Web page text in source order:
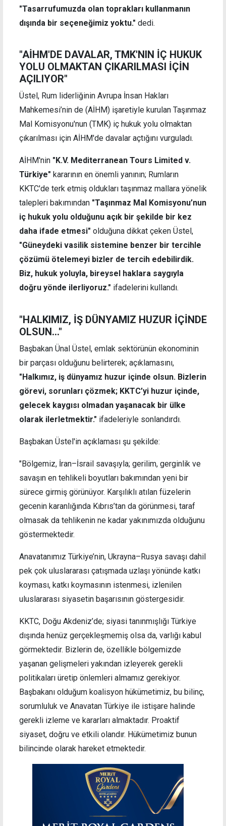
"Tasarrufumuzda olan toprakları kullanmanın
dışında bir seçeneğimiz yoktu." dedi.
"AİHM'DE DAVALAR, TMK'NIN İÇ HUKUK
YOLU OLMAKTAN ÇIKARILMASI İÇİN
AÇILIYOR"
Üstel, Rum liderliğinin Avrupa İnsan Hakları
Mahkemesi’nin de (AİHM) işaretiyle kurulan Taşınmaz
Mal Komisyonu'nun (TMK) iç hukuk yolu olmaktan
çıkarılması için AİHM'de davalar açtığını vurguladı.
AİHM'nin "K.V. Mediterranean Tours Limited v.
Türkiye" kararının en önemli yanının; Rumların
KKTC'de terk etmiş oldukları taşınmaz mallara yönelik
talepleri bakımından "Taşınmaz Mal Komisyonu’nun
iç hukuk yolu olduğunu açık bir şekilde bir kez
daha ifade etmesi" olduğuna dikkat çeken Üstel,
"Güneydeki vasilik sistemine benzer bir tercihle
çözümü ötelemeyi bizler de tercih edebilirdik.
Biz, hukuk yoluyla, bireysel haklara saygıyla
doğru yönde ilerliyoruz." ifadelerini kullandı.
"HALKIMIZ, İŞ DÜNYAMIZ HUZUR İÇİNDE
OLSUN..."
Başbakan Ünal Üstel, emlak sektörünün ekonominin
bir parçası olduğunu belirterek; açıklamasını,
"Halkımız, iş dünyamız huzur içinde olsun. Bizlerin
görevi, sorunları çözmek; KKTC’yi huzur içinde,
gelecek kaygısı olmadan yaşanacak bir ülke
olarak ilerletmektir." ifadeleriyle sonlandırdı.
Başbakan Üstel'in açıklaması şu şekilde:
"Bölgemiz, İran–İsrail savaşıyla; gerilim, gerginlik ve
savaşın en tehlikeli boyutları bakımından yeni bir
sürece girmiş görünüyor. Karşılıklı atılan füzelerin
gecenin karanlığında Kıbrıs’tan da görünmesi, taraf
olmasak da tehlikenin ne kadar yakınımızda olduğunu
göstermektedir.
Anavatanımız Türkiye’nin, Ukrayna–Rusya savaşı dahil
pek çok uluslararası çatışmada uzlaşı yönünde katkı
koyması, katkı koymasının istenmesi, izlenilen
uluslararası siyasetin başarısının göstergesidir.
KKTC, Doğu Akdeniz’de; siyasi tanınmışlığı Türkiye
dışında henüz gerçekleşmemiş olsa da, varlığı kabul
görmektedir. Bizlerin de, özellikle bölgemizde
yaşanan gelişmeleri yakından izleyerek gerekli
politikaları üretip önlemleri almamız gerekiyor.
Başbakanı olduğum koalisyon hükümetimiz, bu bilinç,
sorumluluk ve Anavatan Türkiye ile istişare halinde
gerekli izleme ve kararları almaktadır. Proaktif
siyaset, doğru ve etkili olandır. Hükümetimiz bunun
bilincinde olarak hareket etmektedir.